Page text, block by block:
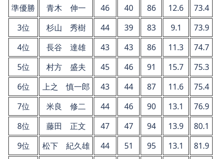
準優勝
青木 伸一 46 40 86 12.6
73.4
3位
杉山 秀樹 44 39 83 9.1
73.9
4位
長谷 達雄 43 43 86 11.3
74.7
5位
村方 盛夫 45 46 91 15.7
75.3
6位
上之 慎一郎 43 44 87 11.6
75.4
7位
米良 修二 44 46 90 13.1
76.9
8位
藤田 正文 47 47 94 13.9
80.1
9位
松下 紀久雄 44 51 95 13.1
81.9